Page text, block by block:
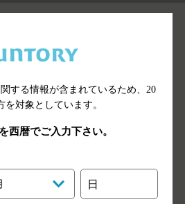
する情報が含まれているため、 20
を対象としています。
西暦でご入力下さい。
日